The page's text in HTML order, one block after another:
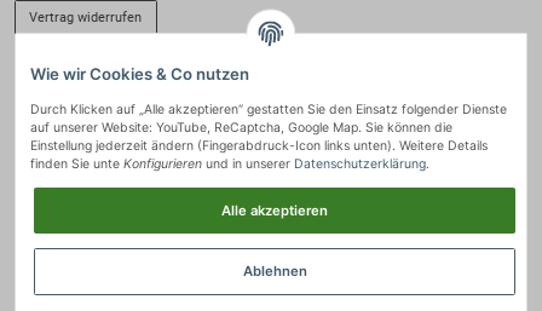
Vertrag widerrufen
Zahlung & Versand
Wie wir Cookies & Co nutzen
Durch Klicken auf „Alle akzeptieren“ gestatten Sie den Einsatz folgender Dienste
auf unserer Website: YouTube, ReCaptcha, Google Map. Sie können die
Einstellung jederzeit ändern (Fingerabdruck-Icon links unten). Weitere Details
finden Sie unte Konfigurieren und in unserer Datenschutzerklärung.
Alle akzeptieren
Ablehnen